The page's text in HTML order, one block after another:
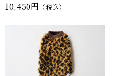
10,450円 （税込）